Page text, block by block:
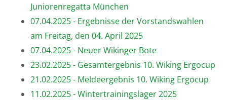
Juniorenregatta München
07.04.2025 - Ergebnisse der Vorstandswahlen
am Freitag, den 04. April 2025
07.04.2025 - Neuer Wikinger Bote
23.02.2025 - Gesamtergebnis 10. Wiking Ergocup
21.02.2025 - Meldeergebnis 10. Wiking Ergocup
11.02.2025 - Wintertrainingslager 2025